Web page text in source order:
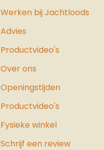
Werken bij Jachtloods
Advies
Productvideo's
Over ons
Openingstijden
Productvideo's
Fysieke winkel
Schrijf een review